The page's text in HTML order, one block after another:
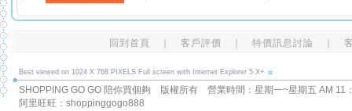
回到首頁 客戶評價 特價訊息討論
Best viewed on 1024 X 768 PIXELS Full screen with Internet Explorer 5.X+
SHOPPING GO GO 陪你買個夠 版權所有 營業時間：星期一~星期五 AM
阿里旺旺：shoppinggogo888